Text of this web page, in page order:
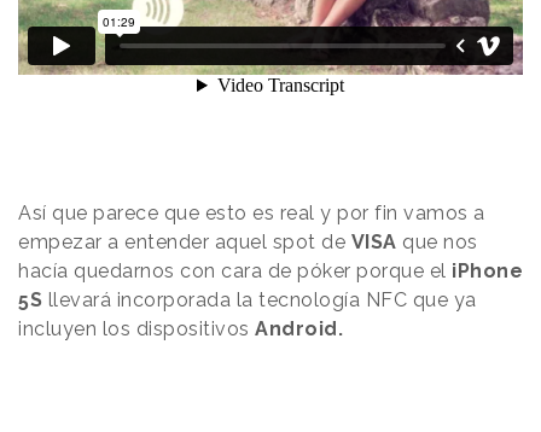
Así que parece que esto es real y por fin vamos a
empezar a entender aquel spot de VISA que nos
hacía quedarnos con cara de póker porque el iPhone
5S llevará incorporada la tecnología NFC que ya
incluyen los dispositivos Android.